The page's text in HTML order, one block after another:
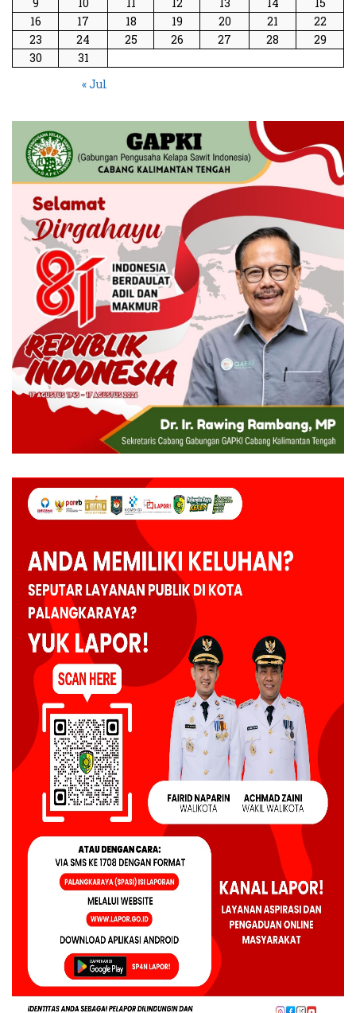
16
17 18 19 20 21
22
23
24 25 26 27 28
29
30
31
« Jul